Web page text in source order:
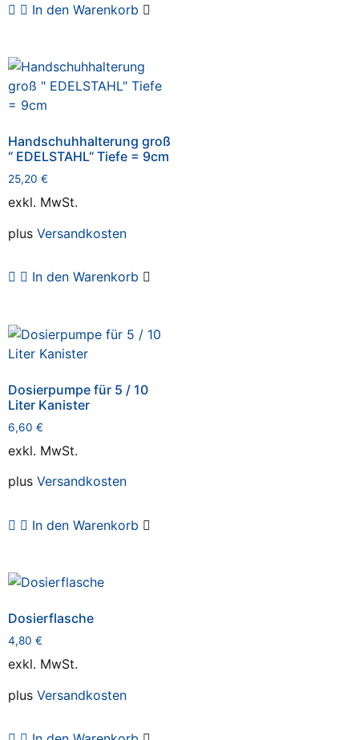
In den Warenkorb
Handschuhhalterung groß
“ EDELSTAHL“ Tiefe = 9cm
25,20 €
exkl. MwSt.
plus Versandkosten
In den Warenkorb
Dosierpumpe für 5 / 10
Liter Kanister
6,60 €
exkl. MwSt.
plus Versandkosten
In den Warenkorb
Dosierflasche
4,80 €
exkl. MwSt.
plus Versandkosten